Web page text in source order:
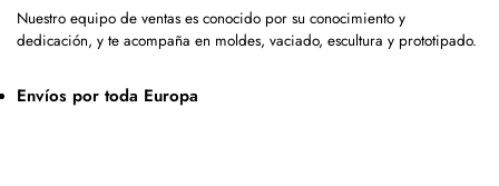
Nuestro equipo de ventas es conocido por su conocimiento y
dedicación, y te acompaña en moldes, vaciado, escultura y prototipado.
Envíos por toda Europa